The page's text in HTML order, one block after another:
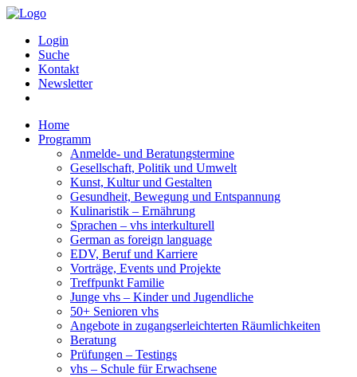
Login
Suche
Kontakt
Newsletter
Home
Programm
Anmelde- und Beratungstermine
Gesellschaft, Politik und Umwelt
Kunst, Kultur und Gestalten
Gesundheit, Bewegung und Entspannung
Kulinaristik – Ernährung
Sprachen – vhs interkulturell
German as foreign language
EDV, Beruf und Karriere
Vorträge, Events und Projekte
Treffpunkt Familie
Junge vhs – Kinder und Jugendliche
50+ Senioren vhs
Angebote in zugangserleichterten Räumlichkeiten
Beratung
Prüfungen – Testings
vhs – Schule für Erwachsene